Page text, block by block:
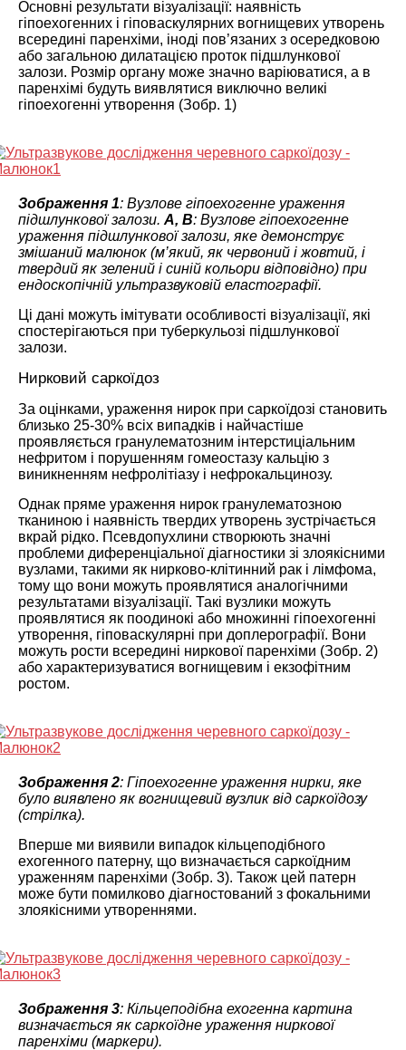
Основні результати візуалізації: наявність
гіпоехогенних і гіповаскулярних вогнищевих утворень
всередині паренхіми, іноді пов’язаних з осередковою
або загальною дилатацією проток підшлункової
залози. Розмір органу може значно варіюватися, а в
паренхімі будуть виявлятися виключно великі
гіпоехогенні утворення (Зобр. 1)
Зображення 1: Вузлове гіпоехогенне ураження
підшлункової залози. A, B: Вузлове гіпоехогенне
ураження підшлункової залози, яке демонструє
змішаний малюнок (м’який, як червоний і жовтий, і
твердий як зелений і синій кольори відповідно) при
ендоскопічній ультразвуковій еластографії.
Ці дані можуть імітувати особливості візуалізації, які
спостерігаються при туберкульозі підшлункової
залози.
Нирковий саркоїдоз
За оцінками, ураження нирок при саркоїдозі становить
близько 25-30% всіх випадків і найчастіше
проявляється гранулематозним інтерстиціальним
нефритом і порушенням гомеостазу кальцію з
виникненням нефролітіазу і нефрокальцинозу.
Однак пряме ураження нирок гранулематозною
тканиною і наявність твердих утворень зустрічається
вкрай рідко. Псевдопухлини створюють значні
проблеми диференціальної діагностики зі злоякісними
вузлами, такими як нирково-клітинний рак і лімфома,
тому що вони можуть проявлятися аналогічними
результатами візуалізації. Такі вузлики можуть
проявлятися як поодинокі або множинні гіпоехогенні
утворення, гіповаскулярні при доплерографії. Вони
можуть рости всередині ниркової паренхіми (Зобр. 2)
або характеризуватися вогнищевим і екзофітним
ростом.
Зображення 2: Гіпоехогенне ураження нирки, яке
було виявлено як вогнищевий вузлик від саркоїдозу
(стрілка).
Вперше ми виявили випадок кільцеподібного
ехогенного патерну, що визначається саркоїдним
ураженням паренхіми (Зобр. 3). Також цей патерн
може бути помилково діагностований з фокальними
злоякісними утвореннями.
Зображення 3: Кільцеподібна ехогенна картина
визначається як саркоїдне ураження ниркової
паренхіми (маркери).